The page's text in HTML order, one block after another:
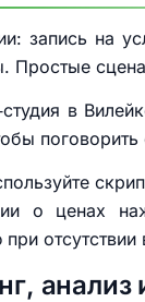
запись на
Простые
в
о ценах
отсутствии
анализ